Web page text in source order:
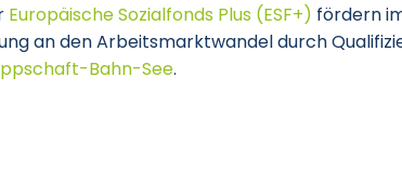
Europäische Sozialfonds Plus (ESF+) fördern
an den Arbeitsmarktwandel durch
Bahn-See.